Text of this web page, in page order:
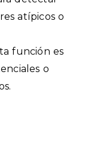
atípicos o
función es
o